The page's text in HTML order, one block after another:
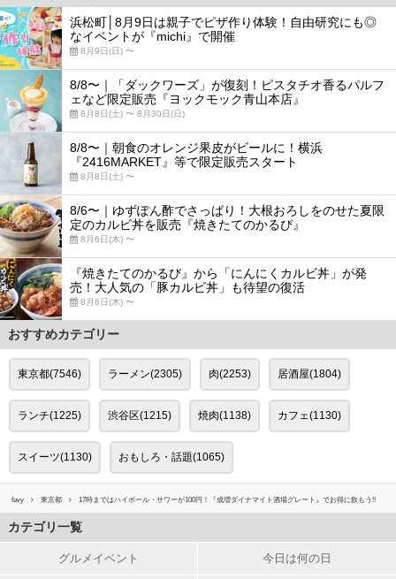
浜松町│8月9日は親子でピザ作り体験！自由研究にも◎
なイベントが『michi』で開催
8月9日(日) 〜
8/8〜｜「ダックワーズ」が復刻！ピスタチオ香るパルフ
ェなど限定販売『ヨックモック青山本店』
8月8日(土) 〜 8月30日(日)
8/8〜｜朝食のオレンジ果皮がビールに！横浜
『2416MARKET』等で限定販売スタート
8月8日(土) 〜
8/6〜｜ゆずぽん酢でさっぱり！大根おろしをのせた夏限
定のカルビ丼を販売『焼きたてのかるび』
8月6日(木) 〜
『焼きたてのかるび』から「にんにくカルビ丼」が発
売！大人気の「豚カルビ丼」も待望の復活
8月6日(木) 〜
おすすめカテゴリー
東京都(7546) ラーメン(2305) 肉(2253) 居酒屋(1804)
ランチ(1225) 渋谷区(1215) 焼肉(1138) カフェ(1130)
スイーツ(1130) おもしろ・話題(1065)
favy 東京都 17時まではハイボール・サワーが100円！『成増ダイナマイト酒場グレート』でお得に飲もう!!
カテゴリ一覧
グルメイベント 今日は何の日